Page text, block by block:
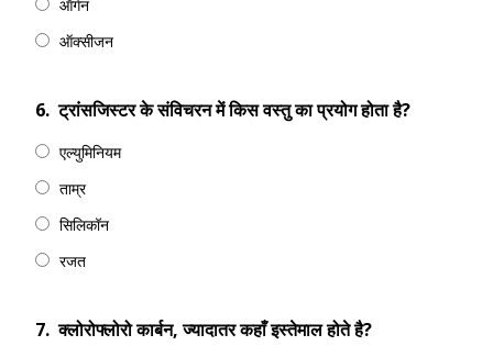
ऑर्गन
ऑक्सीजन
6. ट्रांसजिस्टर के संविचरन में किस वस्तु का प्रयोग होता है?
एल्युमिनियम
ताम्र
सिलिकॉन
रजत
7. क्लोरोफ्लोरो कार्बन, ज्यादातर कहाँ इस्तेमाल होते है?